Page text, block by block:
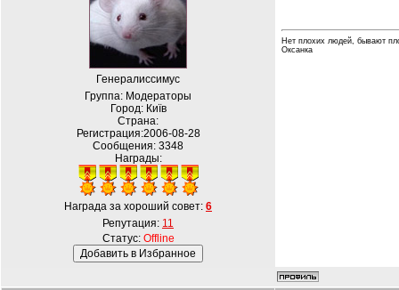
Генералиссимус
Группа: Модераторы
Город: Київ
Страна:
Регистрация:2006-08-28
Сообщения: 3348
Награды:
Награда за хороший совет: 6
Репутация: 11
Статус: Offline
Нет плохих людей, бывают
Оксанка